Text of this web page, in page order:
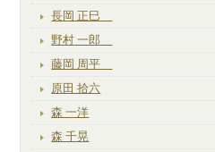
長岡 正巳
野村 一郎
藤岡 周平
原田 拾六
森 一洋
森 千晃